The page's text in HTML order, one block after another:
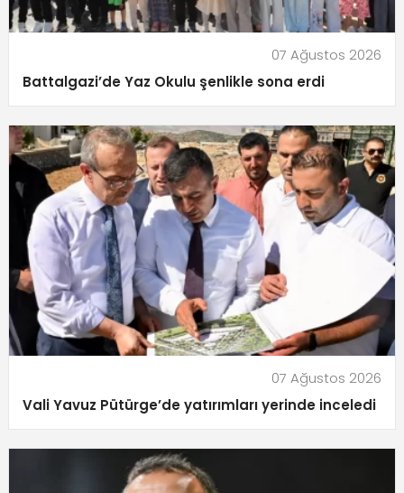
07 Ağustos 2026
Battalgazi’de Yaz Okulu şenlikle sona erdi
07 Ağustos 2026
Vali Yavuz Pütürge’de yatırımları yerinde inceledi